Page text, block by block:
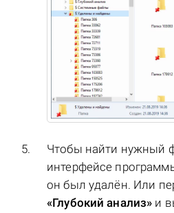
Чтобы найти нужный
интерфейсе
он был удалён. Или
«Глубокий анализ» и